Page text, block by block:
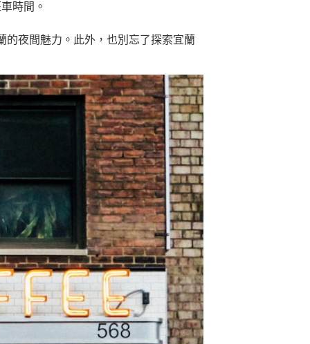
時間。
的夜間魅力。此外，也別忘了探索宜蘭